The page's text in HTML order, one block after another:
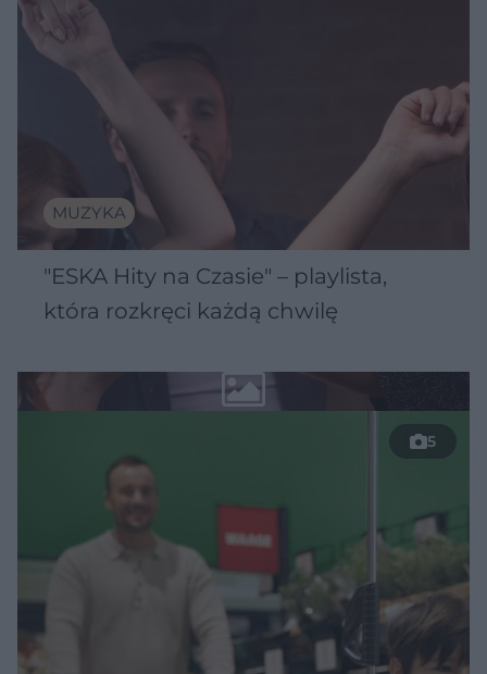
MUZYKA
"ESKA Hity na Czasie" – playlista,
która rozkręci każdą chwilę
5